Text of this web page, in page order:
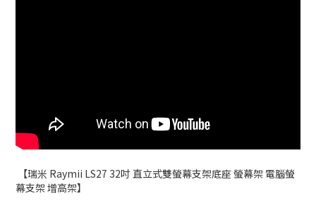
【瑞米 Raymii LS27 32吋 直立式雙螢幕支架底座 螢幕架 電腦螢
幕支架 增高架】